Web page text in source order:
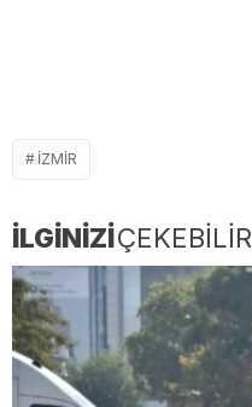
IZMIR
İLGİNİZİÇEKEBİLİR